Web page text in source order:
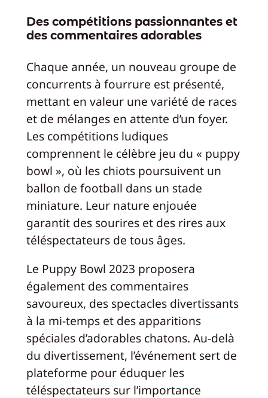
Des compétitions passionnantes et
des commentaires adorables
Chaque année, un nouveau groupe de
concurrents à fourrure est présenté,
mettant en valeur une variété de races
et de mélanges en attente d’un foyer.
Les compétitions ludiques
comprennent le célèbre jeu du « puppy
bowl », où les chiots poursuivent un
ballon de football dans un stade
miniature. Leur nature enjouée
garantit des sourires et des rires aux
téléspectateurs de tous âges.
Le Puppy Bowl 2023 proposera
également des commentaires
savoureux, des spectacles divertissants
à la mi-temps et des apparitions
spéciales d’adorables chatons. Au-delà
du divertissement, l’événement sert de
plateforme pour éduquer les
téléspectateurs sur l’importance